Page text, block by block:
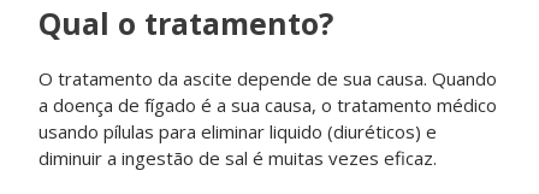
Qual o tratamento?
O tratamento da ascite depende de sua causa. Quando
a doença de fígado é a sua causa, o tratamento médico
usando pílulas para eliminar liquido (diuréticos) e
diminuir a ingestão de sal é muitas vezes eficaz.